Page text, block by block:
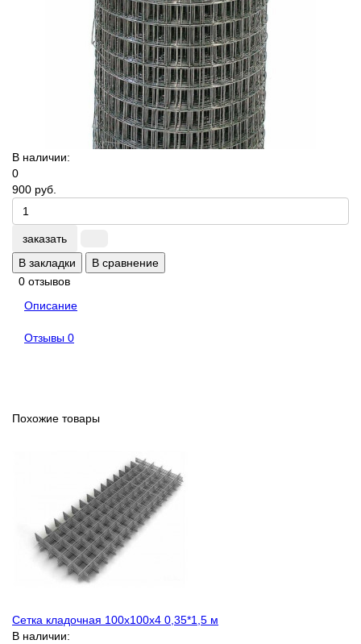
В наличии:
0
900 руб.
заказать
В закладки
В сравнение
0 отзывов
Описание
Отзывы 0
Похожие товары
Сетка кладочная 100х100х4 0,35*1,5 м
В наличии: